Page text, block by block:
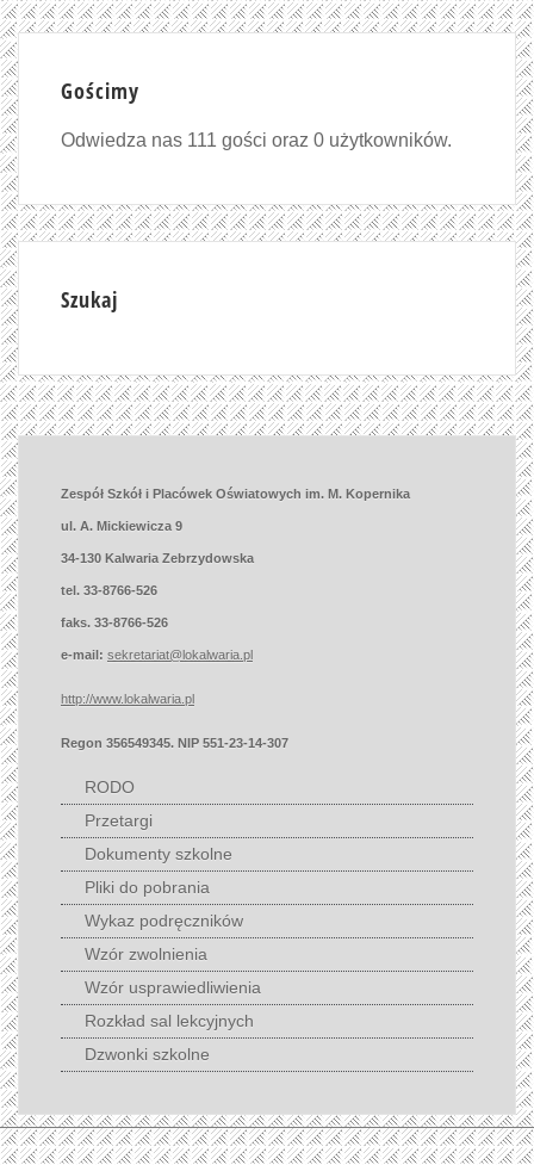
Gościmy
Odwiedza nas 111 gości oraz 0 użytkowników.
Szukaj
Zespół Szkół i Placówek Oświatowych im. M. Kopernika
ul. A. Mickiewicza 9
34-130 Kalwaria Zebrzydowska
tel. 33-8766-526
faks. 33-8766-526
e-mail: sekretariat@lokalwaria.pl
http://www.lokalwaria.pl
Regon 356549345. NIP 551-23-14-307
RODO
Przetargi
Dokumenty szkolne
Pliki do pobrania
Wykaz podręczników
Wzór zwolnienia
Wzór usprawiedliwienia
Rozkład sal lekcyjnych
Dzwonki szkolne